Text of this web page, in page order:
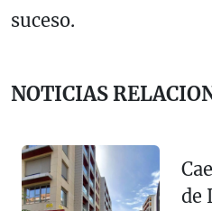
suceso.
NOTICIAS
de